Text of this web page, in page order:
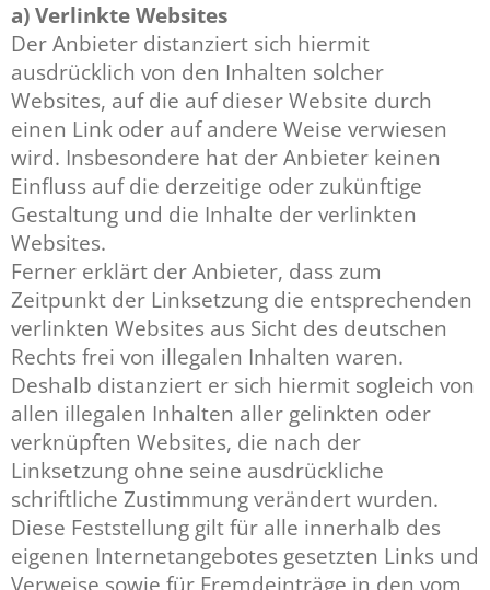
a) Verlinkte Websites
Der Anbieter distanziert sich hiermit
ausdrücklich von den Inhalten solcher
Websites, auf die auf dieser Website durch
einen Link oder auf andere Weise verwiesen
wird. Insbesondere hat der Anbieter keinen
Einfluss auf die derzeitige oder zukünftige
Gestaltung und die Inhalte der verlinkten
Websites.
Ferner erklärt der Anbieter, dass zum
Zeitpunkt der Linksetzung die entsprechenden
verlinkten Websites aus Sicht des deutschen
Rechts frei von illegalen Inhalten waren.
Deshalb distanziert er sich hiermit sogleich von
allen illegalen Inhalten aller gelinkten oder
verknüpften Websites, die nach der
Linksetzung ohne seine ausdrückliche
schriftliche Zustimmung verändert wurden.
Diese Feststellung gilt für alle innerhalb des
eigenen Internetangebotes gesetzten Links und